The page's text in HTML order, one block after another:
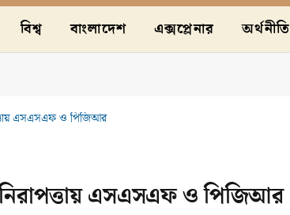
বিশ্ব বাংলাদেশ এক্সপ্লেনার অর্থনীতি
এসএসএফ ও পিজিআর
নিরাপত্তায় এসএসএফ ও পিজিআর